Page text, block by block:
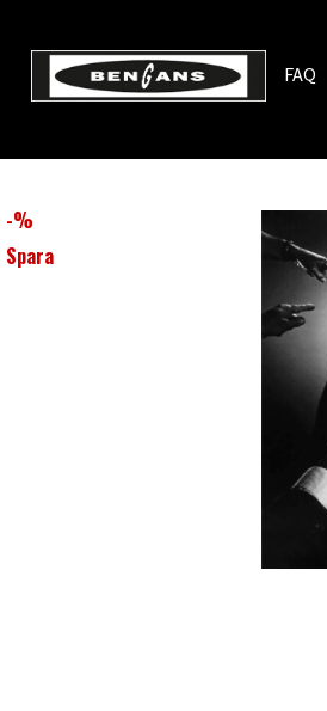
FAQ
-%
Spara